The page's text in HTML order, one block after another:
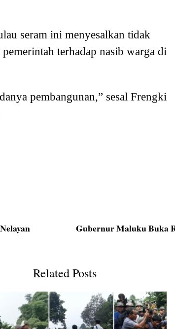
seram ini menyesalkan tidak
terhadap nasib warga di
pembangunan,” sesal Frengki
Gubernur Maluku Buka
Related Posts